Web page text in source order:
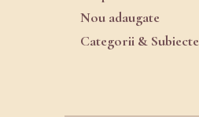
Nou adaugate
Categorii & Subiecte